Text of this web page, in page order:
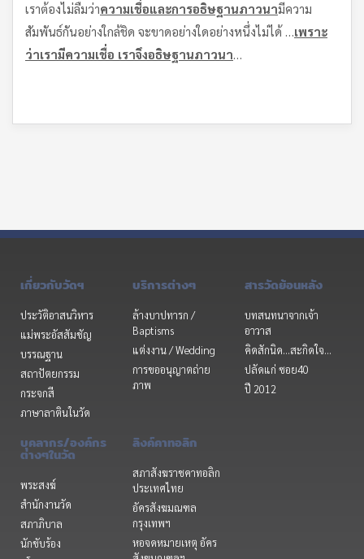
เราต้องไม่ลืมว่าความเชื่อและการอธิษฐานภาวนามีความ
สัมพันธ์กันอย่างใกล้ชิด จะขาดอย่างใดอย่างหนึ่งไม่ได้ …เพราะ
ว่าเรามีความเชื่อ เราจึงอธิษฐานภาวนา…
เกี่ยวกับวัดฯ
ประวัติอาสนวิหาร
แม่พระอัสสัมชัญ
บรรณฐาน
สถาปัตยกรรม
กระจกสี
ภาษาลาตินในวัด
บริการต่างๆ
ล้างบาปทารก /
Baptisms
แต่งงาน / Wedding
การขออนุญาตถ่าย
ภาพ
สารวัดย้อนหลัง
บทสนทนาจากเจ้า
อาวาส
คิดสักนิด...สะกิดใจ...
ปลัดแก่ ซอย40
ปี 2012
บุคลากร/องค์กร
ต่างๆในวัด
พระสงฆ์
สำนักงานวัด
สภาภิบาล
นักขับร้อง
ลิงค์คาทอลิก
สภาสังฆราชคาทอลิก
ประเทศไทย
อัครสังฆมณฑล
กรุงเทพฯ
หอจดหมายเหตุ อัคร